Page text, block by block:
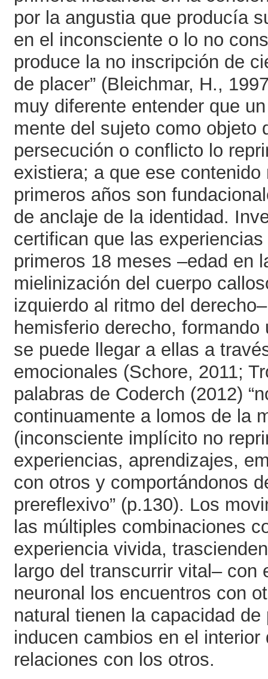
por la angustia que producía
en el inconsciente o lo no
produce la no inscripción de
de placer” (Bleichmar, H.,
muy diferente entender que
mente del sujeto como objeto
persecución o conflicto lo
existiera; a que ese
primeros años son
de anclaje de la identidad.
certifican que las
primeros 18 meses –edad en
mielinización del cuerpo
izquierdo al ritmo del
hemisferio derecho,
se puede llegar a ellas a
emocionales (Schore, 2011;
palabras de Coderch (2012)
continuamente a lomos de la
(inconsciente implícito no
experiencias, aprendizajes,
con otros y comportándonos
prereflexivo” (p.130). Los
las múltiples combinaciones
experiencia vivida,
largo del transcurrir vital–
neuronal los encuentros con
natural tienen la capacidad
inducen cambios en el
relaciones con los otros.